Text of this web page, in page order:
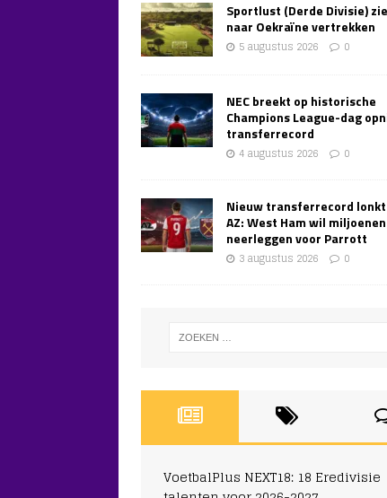
Sportlust (Derde Divisie)
naar Oekraïne vertrekken
5 augustus 2026 0
NEC breekt op historische
Champions League-dag
transferrecord
4 augustus 2026 0
Nieuw transferrecord
AZ: West Ham wil miljoenen
neerleggen voor Parrott
3 augustus 2026 0
VoetbalPlus NEXT18: 18 Eredivisie